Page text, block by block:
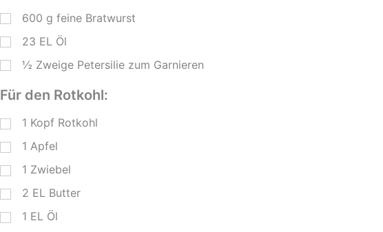
600 g feine Bratwurst
23 EL Öl
½ Zweige Petersilie zum Garnieren
Für den Rotkohl:
1 Kopf Rotkohl
1 Apfel
1 Zwiebel
2 EL Butter
1 EL Öl